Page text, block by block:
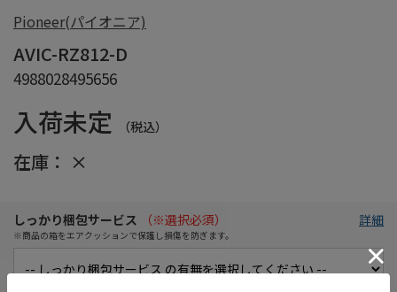
Pioneer(パイオニア)
AVIC-RZ812-D
4988028495656
入荷未定 （税込）
在庫： ×
しっかり梱包サービス （※選択必須）
※商品の箱をエアクッションで保護し損傷を防ぎます。
詳細